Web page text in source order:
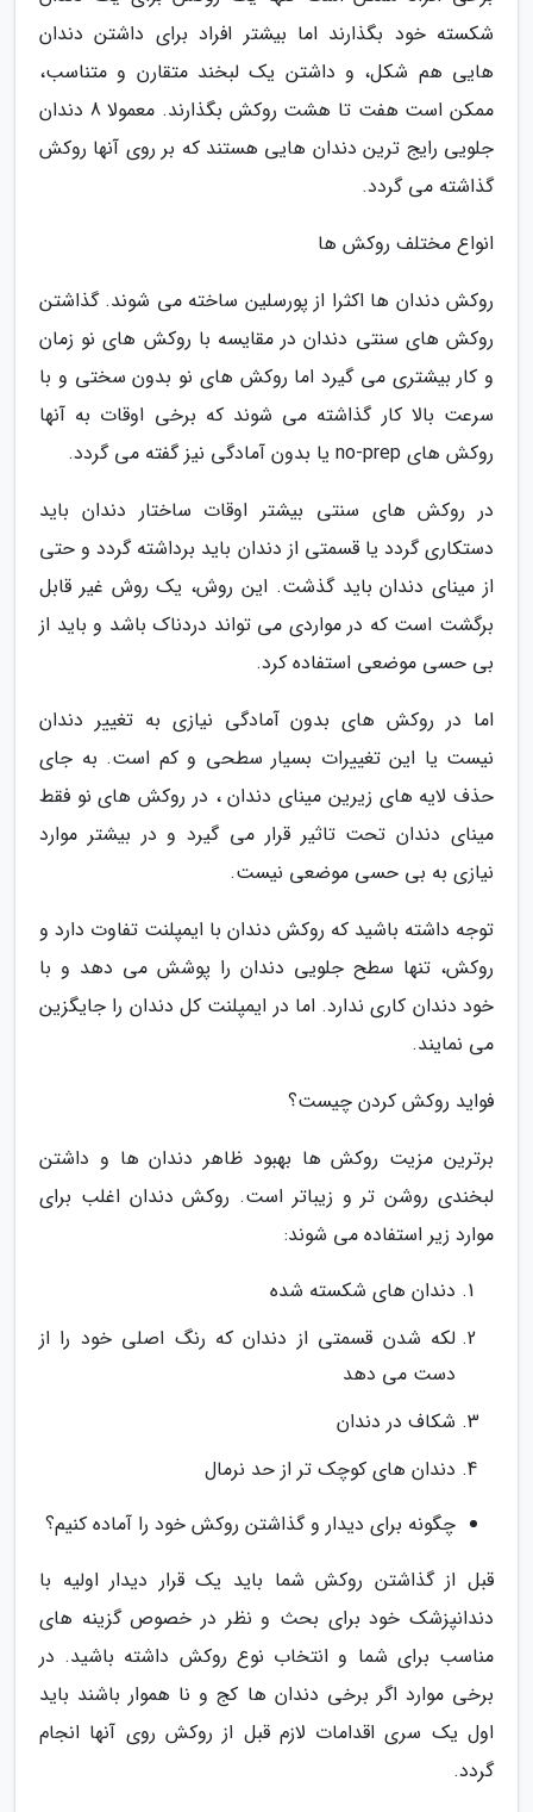
شکسته خود بگذارند اما بیشتر افراد برای داشتن دندان
هایی هم شکل، و داشتن یک لبخند متقارن و متناسب،
ممکن است هفت تا هشت روکش بگذارند. معمولا 8 دندان
جلویی رایج ترین دندان هایی هستند که بر روی آنها روکش
گذاشته می گردد.
انواع مختلف روکش ها
روکش دندان ها اکثرا از پورسلین ساخته می شوند. گذاشتن
روکش های سنتی دندان در مقایسه با روکش های نو زمان
و کار بیشتری می گیرد اما روکش های نو بدون سختی و با
سرعت بالا کار گذاشته می شوند که برخی اوقات به آنها
روکش های no-prep یا بدون آمادگی نیز گفته می گردد.
در روکش های سنتی بیشتر اوقات ساختار دندان باید
دستکاری گردد یا قسمتی از دندان باید برداشته گردد و حتی
از مینای دندان باید گذشت. این روش، یک روش غیر قابل
برگشت است که در مواردی می تواند دردناک باشد و باید از
بی حسی موضعی استفاده کرد.
اما در روکش های بدون آمادگی نیازی به تغییر دندان
نیست یا این تغییرات بسیار سطحی و کم است. به جای
حذف لایه های زیرین مینای دندان ، در روکش های نو فقط
مینای دندان تحت تاثیر قرار می گیرد و در بیشتر موارد
نیازی به بی حسی موضعی نیست.
توجه داشته باشید که روکش دندان با ایمپلنت تفاوت دارد و
روکش، تنها سطح جلویی دندان را پوشش می دهد و با
خود دندان کاری ندارد. اما در ایمپلنت کل دندان را جایگزین
می نمایند.
فواید روکش کردن چیست؟
برترین مزیت روکش ها بهبود ظاهر دندان ها و داشتن
لبخندی روشن تر و زیباتر است. روکش دندان اغلب برای
موارد زیر استفاده می شوند:
دندان های شکسته شده
لکه شدن قسمتی از دندان که رنگ اصلی خود را از
دست می دهد
شکاف در دندان
دندان های کوچک تر از حد نرمال
چگونه برای دیدار و گذاشتن روکش خود را آماده کنیم؟
قبل از گذاشتن روکش شما باید یک قرار دیدار اولیه با
دندانپزشک خود برای بحث و نظر در خصوص گزینه های
مناسب برای شما و انتخاب نوع روکش داشته باشید. در
برخی موارد اگر برخی دندان ها کج و نا هموار باشند باید
اول یک سری اقدامات لازم قبل از روکش روی آنها انجام
گردد.